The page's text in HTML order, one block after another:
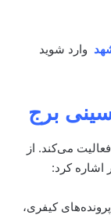
وارد شوید
برج
می‌کند. از
اشاره کرد:
کیفری،